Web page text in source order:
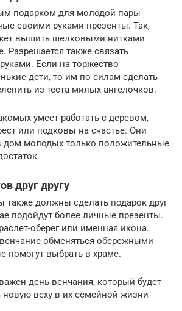
подарком для молодой пары
своими руками презенты. Так,
вышить шелковыми нитками
Разрешается также связать
Если на торжество
дети, то им по силам сделать
из теста милых ангелочков.
умеет работать с деревом,
или подковы на счастье. Они
дом молодых только положительные
друг другу
должны сделать подарок друг
подойдут более личные презенты.
оберег или именная икона.
обменяться обережными
помогут выбрать в храме.
день венчания, который будет
веху в их семейной жизни